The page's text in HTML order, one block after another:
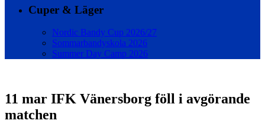
Cuper & Läger
Nordic Bandy Cup 2026/27
Sommarbandyskola 2026
Summer Day Camp 2026
11 mar IFK Vänersborg föll i avgörande
matchen